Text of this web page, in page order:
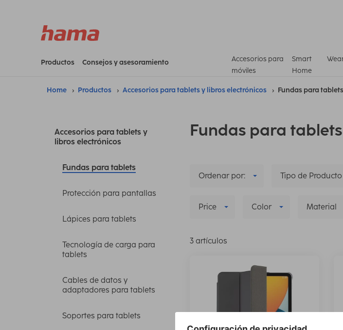
Productos Consejos y asesoramiento
Accesorios para
móviles
Smart
Home
Home Productos Accesorios para tablets y libros electrónicos Fundas para tablets
Accesorios para tablets y
libros electrónicos
Fundas para tablets
Protección para pantallas
Lápices para tablets
Tecnología de carga para
tablets
Cables de datos y
adaptadores para tablets
Soportes para tablets
Fundas para tablets
Ordenar por: Tipo de Producto
Price Color Material
3 artículos